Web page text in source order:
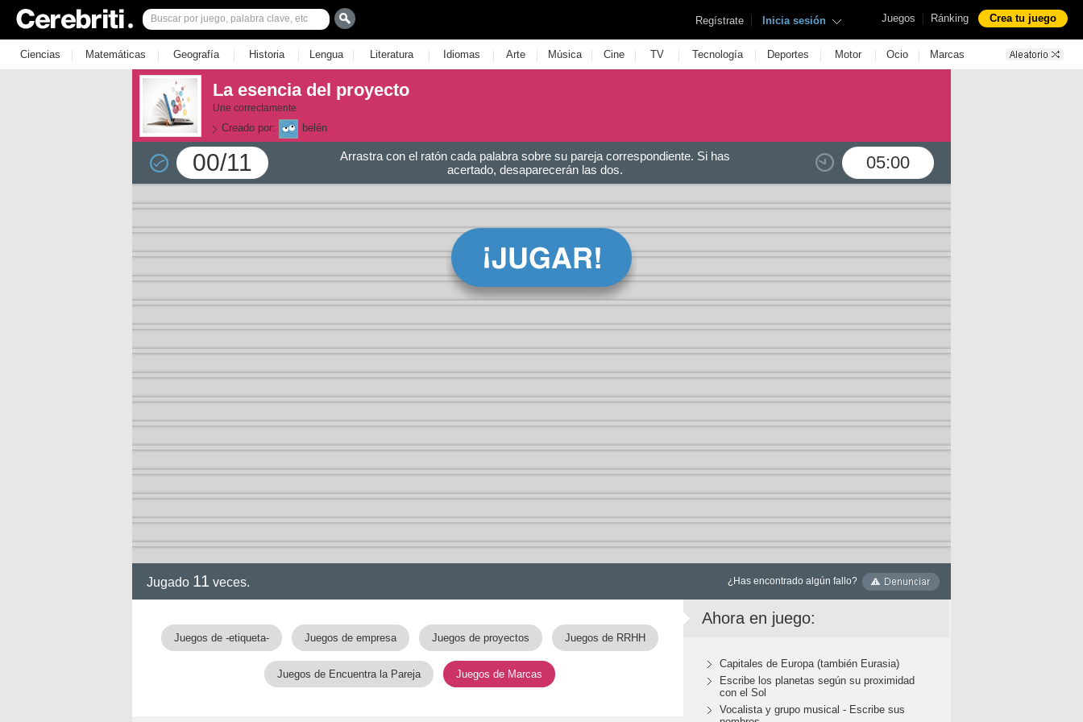
Juegos | Ránking Crea tu juego
Regístrate | Inicia sesión
Ciencias | Matemáticas | Geografía | Historia | Lengua | Literatura | Idiomas | Arte | Música | Cine | TV | Tecnología | Deportes | Motor | Ocio | Marcas
La esencia del proyecto
Une correctamente
Creado por: belén
00/11 05:00
Arrastra con el ratón cada palabra sobre su pareja correspondiente. Si has
acertado, desaparecerán las dos.
Jugado 11 veces. ¿Has encontrado algún fallo?
Juegos de -etiqueta- Juegos de empresa Juegos de proyectos Juegos de RRHH
Juegos de Encuentra la Pareja Juegos de Marcas
Ahora en juego:
Capitales de Europa (también Eurasia)
Escribe los planetas según su proximidad
con el Sol
Vocalista y grupo musical - Escribe sus